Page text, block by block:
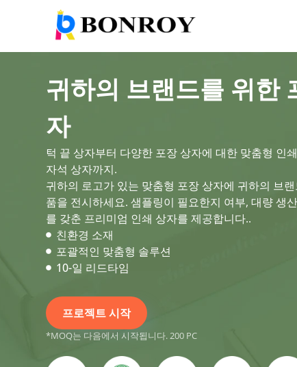
귀하의 브랜드를 위한
자
턱 끝 상자부터 다양한 포장 상자에 대한 맞춤형 인
자석 상자까지.
귀하의 로고가 있는 맞춤형 포장 상자에 귀하의 브
품을 전시하세요. 샘플링이 필요한지 여부, 대량 생
를 갖춘 프리미엄 인쇄 상자를 제공합니다..
친환경 소재
포괄적인 맞춤형 솔루션
10-일 리드타임
프로젝트 시작
*MOQ는 다음에서 시작됩니다. 200 PC